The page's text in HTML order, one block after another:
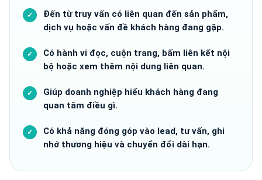
Đến từ truy vấn có liên quan đến sản phẩm,
dịch vụ hoặc vấn đề khách hàng đang gặp.
Có hành vi đọc, cuộn trang, bấm liên kết nội
bộ hoặc xem thêm nội dung liên quan.
Giúp doanh nghiệp hiểu khách hàng đang
quan tâm điều gì.
Có khả năng đóng góp vào lead, tư vấn, ghi
nhớ thương hiệu và chuyển đổi dài hạn.